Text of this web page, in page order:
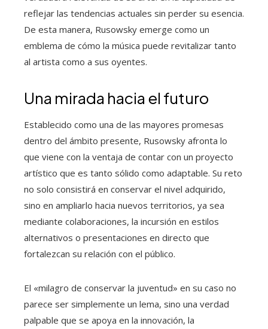
reflejar las tendencias actuales sin perder su esencia.
De esta manera, Rusowsky emerge como un
emblema de cómo la música puede revitalizar tanto
al artista como a sus oyentes.
Una mirada hacia el futuro
Establecido como una de las mayores promesas
dentro del ámbito presente, Rusowsky afronta lo
que viene con la ventaja de contar con un proyecto
artístico que es tanto sólido como adaptable. Su reto
no solo consistirá en conservar el nivel adquirido,
sino en ampliarlo hacia nuevos territorios, ya sea
mediante colaboraciones, la incursión en estilos
alternativos o presentaciones en directo que
fortalezcan su relación con el público.
El «milagro de conservar la juventud» en su caso no
parece ser simplemente un lema, sino una verdad
palpable que se apoya en la innovación, la